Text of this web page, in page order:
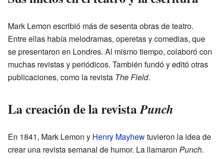
Mark Lemon escribió más de sesenta obras de teatro.
Entre ellas había melodramas, operetas y comedias, que
se presentaron en Londres. Al mismo tiempo, colaboró con
muchas revistas y periódicos. También fundó y editó otras
publicaciones, como la revista The Field.
La creación de la revistaPunch
En 1841, Mark Lemon y Henry Mayhewtuvieron la idea de
crear una revista semanal de humor. La llamaron Punch.